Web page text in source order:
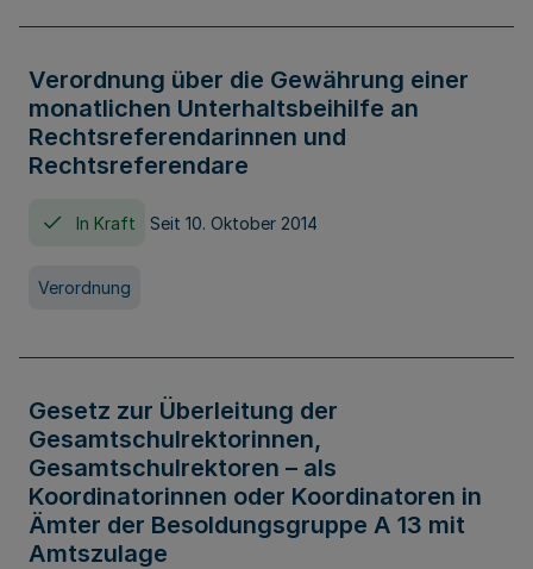
Verordnung über die Gewährung einer
monatlichen Unterhaltsbeihilfe an
Rechtsreferendarinnen und
Rechtsreferendare
In Kraft Seit 10. Oktober 2014
Verordnung
Gesetz zur Überleitung der
Gesamtschulrektorinnen,
Gesamtschulrektoren – als
Koordinatorinnen oder Koordinatoren in
Ämter der Besoldungsgruppe A 13 mit
Amtszulage